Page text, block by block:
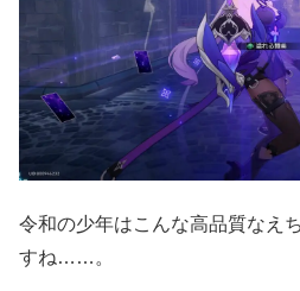
令和の少年はこんな高品質なえ
すね……。